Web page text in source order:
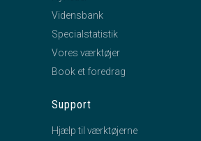
Vidensbank
Specialstatistik
Vores værktøjer
Book et foredrag
Support
Hjælp til værktøjerne